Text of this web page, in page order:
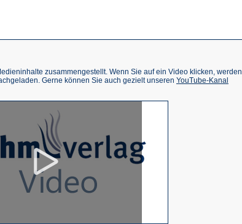
zusammengestellt. Wenn Sie auf ein Video klicken, werden
Gerne können Sie auch gezielt unseren YouTube-Kanal